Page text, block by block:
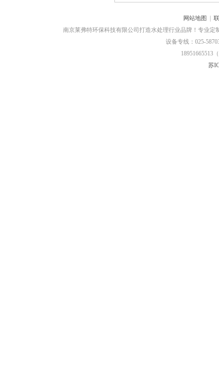
网站地图
南京莱弗特环保科技有限公司打造水处理行业品牌！专业定
设备专线：025-
18951665513
苏